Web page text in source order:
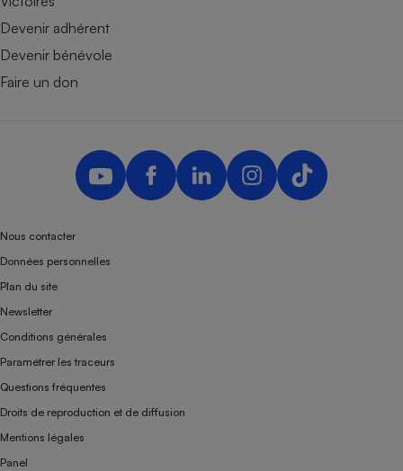
Devenir adhérent
Devenir bénévole
Faire un don
Nous contacter
Données personnelles
Plan du site
Newsletter
Conditions générales
Paramétrer les traceurs
Questions fréquentes
Droits de reproduction et de diffusion
Mentions légales
Panel